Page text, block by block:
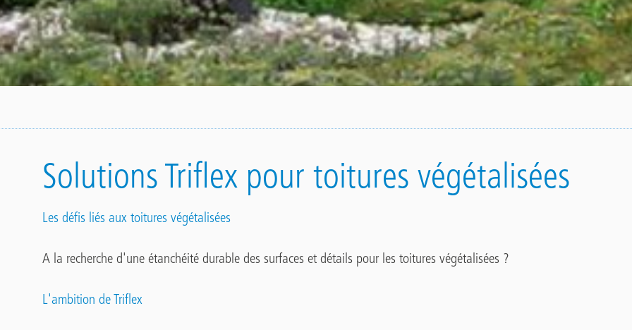
Solutions Triflex pour toitures végétalisées
Les défis liés aux toitures végétalisées
A la recherche d'une étanchéité durable des surfaces et détails pour les toitures végétalisées ?
L'ambition de Triflex